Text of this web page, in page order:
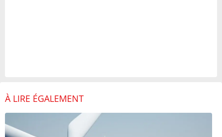
À LIRE ÉGALEMENT